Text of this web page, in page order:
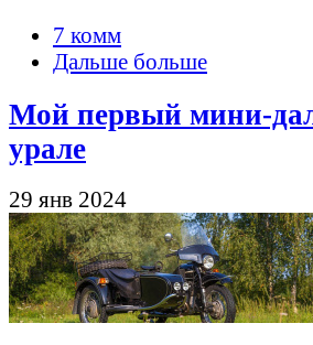
7 комм
Дальше больше
Мой первый мини-
урале
29 янв 2024